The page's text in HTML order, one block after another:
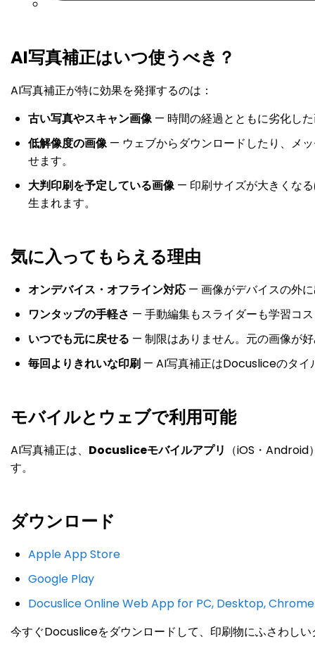
AI写真補正はいつ使うべき？
AI写真補正が特に効果を発揮するのは：
古い写真やスキャン画像— 時間の経過とともに劣化し
低解像度の画像— ウェブからダウンロードしたり、メ
せます。
大判印刷を予定している画像— 印刷サイズが大きくなる
生まれます。
気に入ってもらえる理由
オンデバイス・オフライン対応 — 画像がデバイスの外
ワンタップの手軽さ — 手動編集もスライダーも学習コ
いつでも元に戻せる — 制限はありません。元の画像が
毎回よりきれいな印刷 — AI写真補正はDocusliceのタイ
モバイルとウェブで利用可能
AI写真補正は、 Docusliceモバイルアプリ （iOS・Android
す。
ダウンロード
Apple App Store
Google Play
Docuslice Online Web App for PC, Desktop,
今すぐDocusliceをダウンロードして、印刷物にふさわし